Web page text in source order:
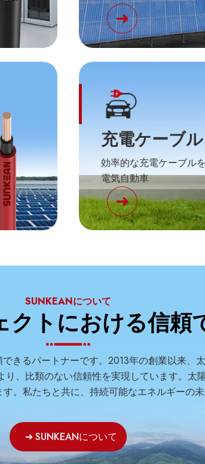
充電ケーブル
効率的な充電ケーブル
電気自動車
SUNKEANについて
トにおける信頼
きるパートナーです。2013年の創業以来、
、比類のない信頼性を実現しています。
。私たちと共に、持続可能なエネルギーの
SUNKEANについて